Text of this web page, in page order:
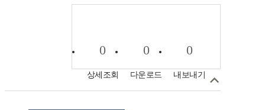
0
상세조회
0
다운로드
0
내보내기